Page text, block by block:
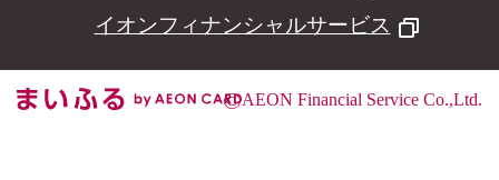
イオンフィナンシャルサービス
©AEON Financial Service Co.,Ltd.